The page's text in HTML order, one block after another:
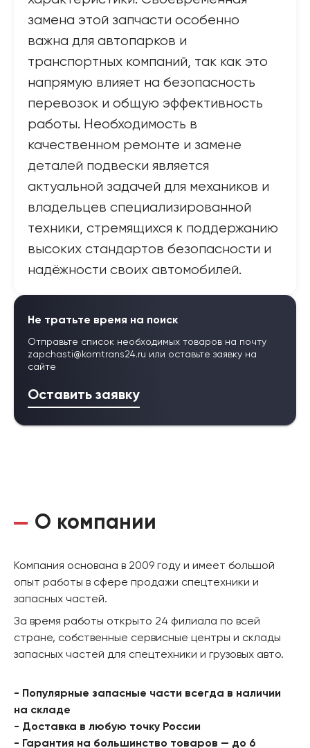
замена этой запчасти особенно
важна для автопарков и
транспортных компаний, так как это
напрямую влияет на безопасность
перевозок и общую эффективность
работы. Необходимость в
качественном ремонте и замене
деталей подвески является
актуальной задачей для механиков и
владельцев специализированной
техники, стремящихся к поддержанию
высоких стандартов безопасности и
надёжности своих автомобилей.
Не тратьте время на поиск
Отправьте список необходимых товаров на почту
zapchasti@komtrans24.ru или оставьте заявку на
сайте
Оставить заявку
О компании
Компания основана в 2009 году и имеет большой
опыт работы в сфере продажи спецтехники и
запасных частей.
За время работы открыто 24 филиала по всей
стране, собственные сервисные центры и склады
запасных частей для спецтехники и грузовых авто.
- Популярные запасные части всегда в наличии
на складе
- Доставка в любую точку России
- Гарантия на большинство товаров — до 6